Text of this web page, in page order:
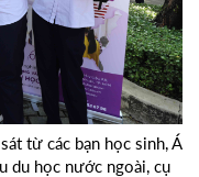
từ các bạn học sinh, Á
du học nước ngoài, cụ